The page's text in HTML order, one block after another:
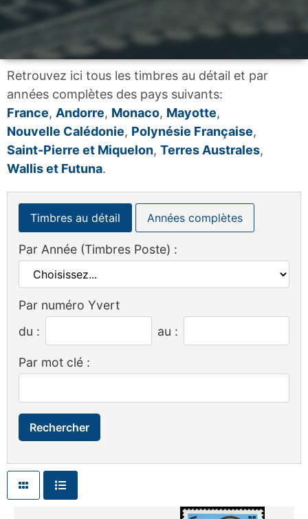
Retrouvez ici tous les timbres au détail et par
années complètes des pays suivants:
France, Andorre, Monaco, Mayotte,
Nouvelle Calédonie, Polynésie Française,
Saint-Pierre et Miquelon, Terres Australes,
Wallis et Futuna.
Timbres au détail Années complètes
Par Année (Timbres Poste) :
Par numéro Yvert
du :
au :
Par mot clé :